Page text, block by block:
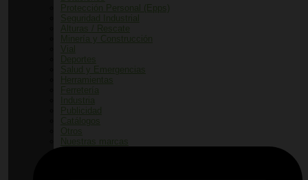
Protección Personal (Epps)
Seguridad Industrial
Alturas / Rescate
Minería y Construcción
Vial
Deportes
Salud y Emergencias
Herramientas
Ferretería
Industria
Publicidad
Catálogos
Otros
Nuestras marcas